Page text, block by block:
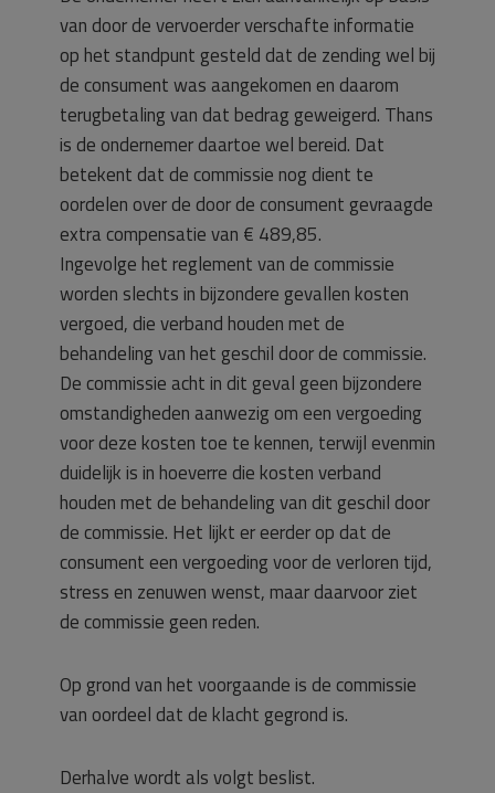
van door de vervoerder verschafte informatie
op het standpunt gesteld dat de zending wel bij
de consument was aangekomen en daarom
terugbetaling van dat bedrag geweigerd. Thans
is de ondernemer daartoe wel bereid. Dat
betekent dat de commissie nog dient te
oordelen over de door de consument gevraagde
extra compensatie van € 489,85.
Ingevolge het reglement van de commissie
worden slechts in bijzondere gevallen kosten
vergoed, die verband houden met de
behandeling van het geschil door de commissie.
De commissie acht in dit geval geen bijzondere
omstandigheden aanwezig om een vergoeding
voor deze kosten toe te kennen, terwijl evenmin
duidelijk is in hoeverre die kosten verband
houden met de behandeling van dit geschil door
de commissie. Het lijkt er eerder op dat de
consument een vergoeding voor de verloren tijd,
stress en zenuwen wenst, maar daarvoor ziet
de commissie geen reden.
Op grond van het voorgaande is de commissie
van oordeel dat de klacht gegrond is.
Derhalve wordt als volgt beslist.